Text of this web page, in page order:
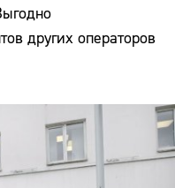
других операторов